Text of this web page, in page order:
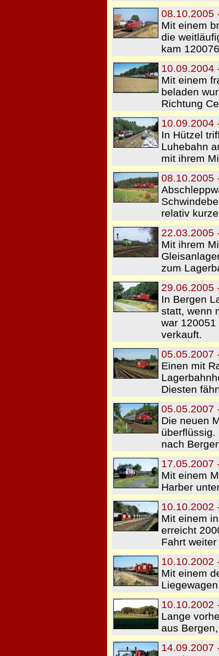
08.10.2005
Mit einem
die
kam
10.09.2004
Mit einem
beladen
Richtung
10.09.2004
In Hützel
Luhebahn
mit ihrem
08.10.2005
relativ
22.03.2005
Mit ihrem
zum
29.06.2005
In Bergen
statt, wenn
war
verkauft.
05.05.2007
Einen mit
Diesten
05.05.2007
Die neuen
überflüssig.
nach
17.05.2007
Mit einem
Harber
10.10.2002
Mit einem
erreicht
Fahrt
10.10.2002
Mit einem
10.10.2002
Lange
aus
14.09.2007